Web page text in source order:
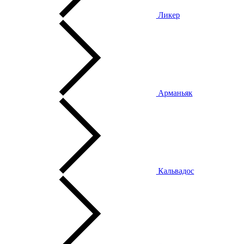
Ликер
Арманьяк
Кальвадос